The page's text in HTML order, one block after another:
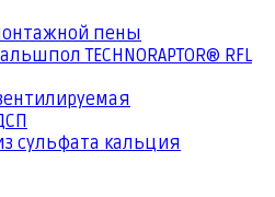
пены
TECHNORAPTOR® RFL
сульфата кальция